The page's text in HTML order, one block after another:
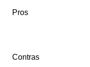
Pros
Contras